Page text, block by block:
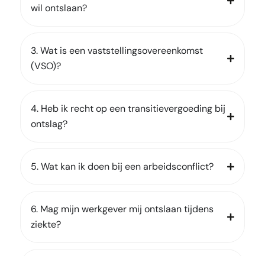
wil ontslaan?
3. Wat is een vaststellingsovereenkomst
(VSO)?
4. Heb ik recht op een transitievergoeding bij
ontslag?
5. Wat kan ik doen bij een arbeidsconflict?
6. Mag mijn werkgever mij ontslaan tijdens
ziekte?